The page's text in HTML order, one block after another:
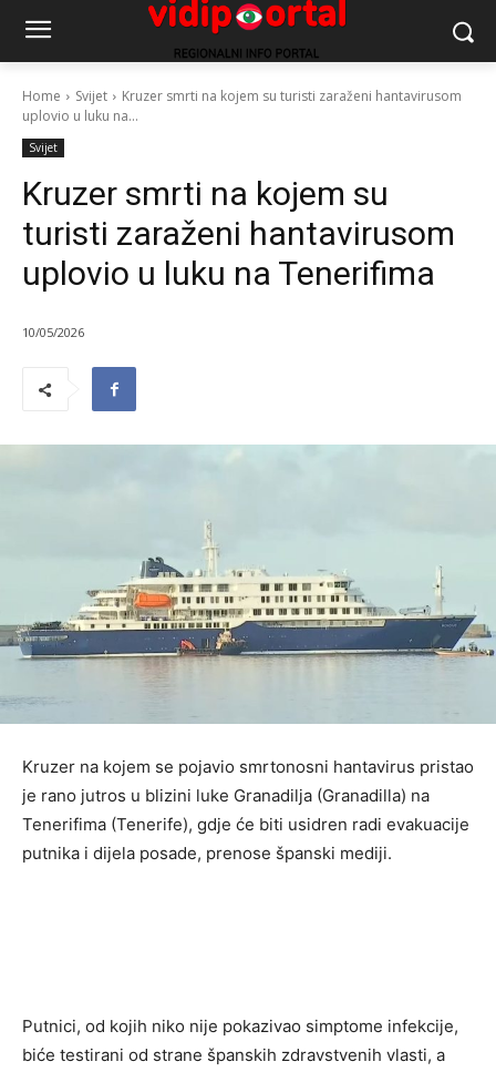
Home Svijet
Kruzer smrti na kojem su turisti zaraženi hantavirusom
uplovio u luku na...
Svijet
Kruzer smrti na kojem su
turisti zaraženi hantavirusom
uplovio u luku na Tenerifima
10/05/2026
Kruzer na kojem se pojavio smrtonosni hantavirus pristao
je rano jutros u blizini luke Granadilja (Granadilla) na
Tenerifima (Tenerife), gdje će biti usidren radi evakuacije
putnika i dijela posade, prenose španski mediji.
Putnici, od kojih niko nije pokazivao simptome infekcije,
biće testirani od strane španskih zdravstvenih vlasti, a